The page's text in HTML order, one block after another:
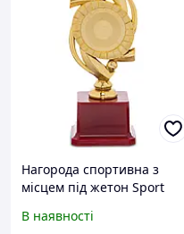
Нагорода спортивна з
місцем під жетон Sport
В наявності